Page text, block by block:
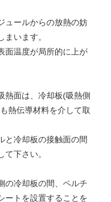
ュールからの放熱の妨
います。
面温度が局所的に上が
熱面は、冷却板(吸熱側
熱伝導材料を介して取
と冷却板の接触面の間
下さい。
の冷却板の間、ペルチ
ートを設置することを